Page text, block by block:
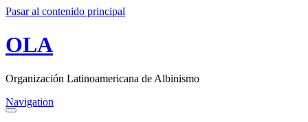
Pasar al contenido principal
OLA
Organización Latinoamericana de Albinismo
Navigation